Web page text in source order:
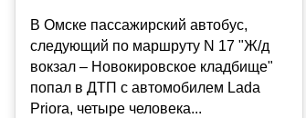
В Омске пассажирский автобус,
следующий по маршруту N 17 "Ж/д
вокзал – Новокировское кладбище"
попал в ДТП с автомобилем Lada
Priora, четыре человека...